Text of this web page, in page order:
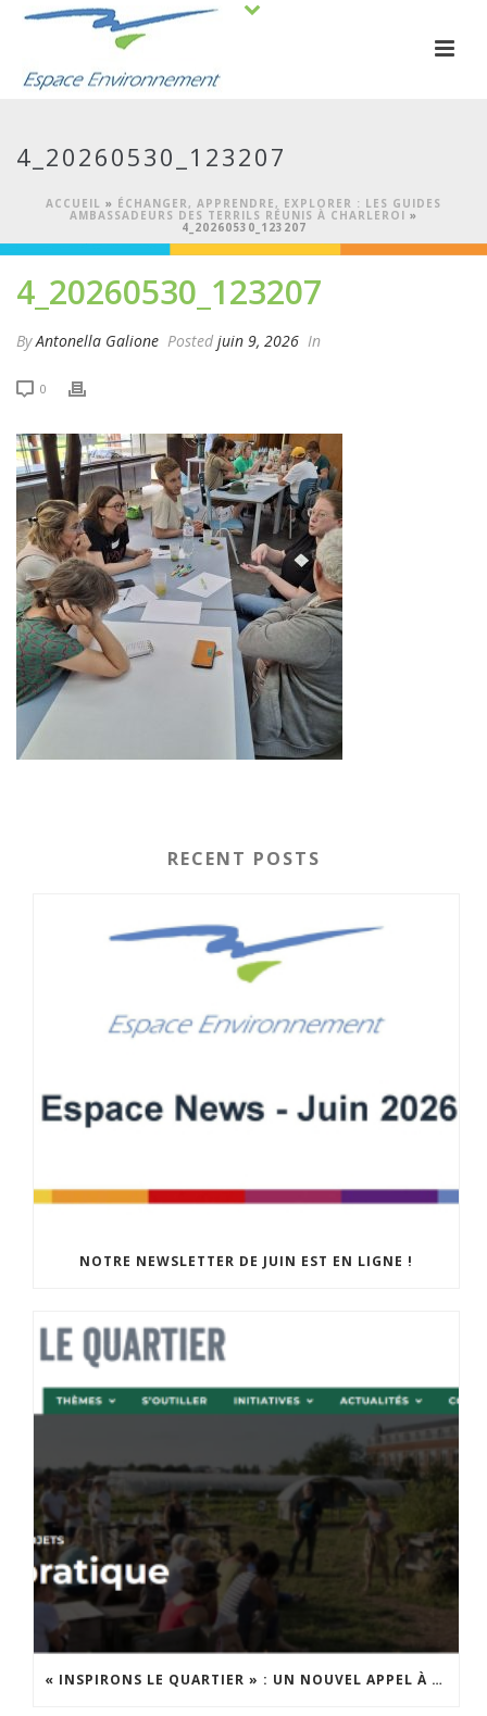
4_20260530_123207
ACCUEIL » ÉCHANGER, APPRENDRE, EXPLORER : LES GUIDES
AMBASSADEURS DES TERRILS RÉUNIS À CHARLEROI »
4_20260530_123207
4_20260530_123207
ByAntonella Galione Posted juin 9, 2026 In
0
RECENT POSTS
NOTRE NEWSLETTER DE JUIN EST EN LIGNE !
« INSPIRONS LE QUARTIER » : UN NOUVEL APPEL À PROJETS EST LANCÉ !